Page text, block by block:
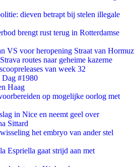
dieven betrapt bij stelen illegale
brengt rust terug in Rotterdamse
VS voor heropening Straat van Hormuz
routes naar geheime kazerne
van week 32
Dag #1980
Haag
op mogelijke oorlog met
in Nice en neemt geel over
Sittard
het embryo van ander stel
Espriella gaat strijd aan met